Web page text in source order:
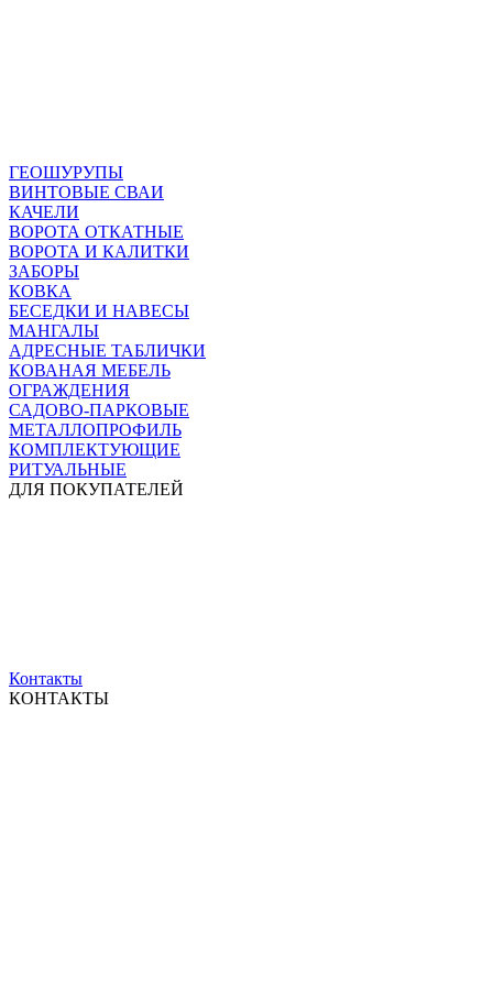
ГЕОШУРУПЫ
ВИНТОВЫЕ СВАИ
КАЧЕЛИ
ВОРОТА ОТКАТНЫЕ
ВОРОТА И КАЛИТКИ
ЗАБОРЫ
КОВКА
БЕСЕДКИ И НАВЕСЫ
МАНГАЛЫ
АДРЕСНЫЕ ТАБЛИЧКИ
КОВАНАЯ МЕБЕЛЬ
ОГРАЖДЕНИЯ
САДОВО-ПАРКОВЫЕ
МЕТАЛЛОПРОФИЛЬ
КОМПЛЕКТУЮЩИЕ
РИТУАЛЬНЫЕ
ДЛЯ ПОКУПАТЕЛЕЙ
Контакты
КОНТАКТЫ